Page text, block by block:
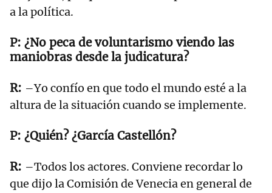
a la política.
¿No peca de voluntarismo viendo las
maniobras desde la judicatura?
–Yo confío en que todo el mundo esté a la
altura de la situación cuando se implemente.
¿Quién? ¿García Castellón?
–Todos los actores. Conviene recordar lo
que dijo la Comisión de Venecia en general de